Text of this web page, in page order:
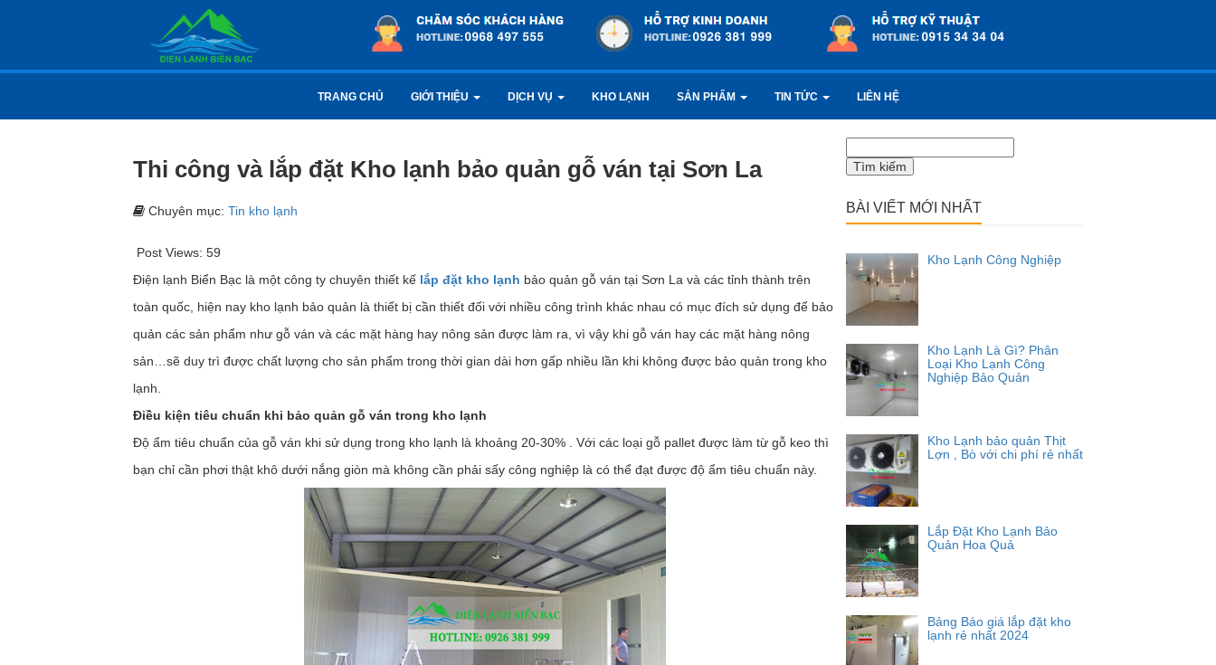
TRANG CHỦ GIỚI THIỆU DỊCH VỤ KHO LẠNH SẢN PHẨM TIN TỨC LIÊN HỆ
Thi công và lắp đặt Kho lạnh bảo quản gỗ ván tại Sơn La
Chuyên mục: Tin kho lạnh
Post Views: 59
Điện lạnh Biển Bạc là một công ty chuyên thiết kế lắp đặt kho lạnh bảo quản gỗ ván tại Sơn La và các tỉnh thành trên
toàn quốc, hiện nay kho lạnh bảo quản là thiết bị cần thiết đối với nhiều công trình khác nhau có mục đích sử dụng để bảo
quản các sản phẩm như gỗ ván và các mặt hàng hay nông sản được làm ra, vì vậy khi gỗ ván hay các mặt hàng nông
sản…sẽ duy trì được chất lượng cho sản phẩm trong thời gian dài hơn gấp nhiều lần khi không được bảo quản trong kho
lạnh.
Điều kiện tiêu chuẩn khi bảo quản gỗ ván trong kho lạnh
Độ ẩm tiêu chuẩn của gỗ ván khi sử dụng trong kho lạnh là khoảng 20-30% . Với các loại gỗ pallet được làm từ gỗ keo thì
bạn chỉ cần phơi thật khô dưới nắng giòn mà không cần phải sấy công nghiệp là có thể đạt được độ ẩm tiêu chuẩn này.
kiếm
cho:
BÀI VIẾT MỚI NHẤT
Kho Lạnh Công Nghiệp
Kho Lạnh Là Gì? Phân
Loại Kho Lạnh Công
Nghiệp Bảo Quản
Kho Lạnh bảo quản Thịt
Lợn , Bò với chi phí rẻ nhất
Lắp Đặt Kho Lạnh Bảo
Quản Hoa Quả
Bảng Báo giá lắp đặt kho
lạnh rẻ nhất 2024